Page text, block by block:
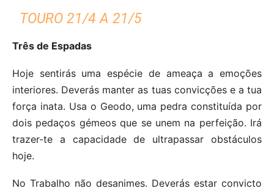
TOURO 21/4 A 21/5
Três de Espadas
Hoje sentirás uma espécie de ameaça a emoções
interiores. Deverás manter as tuas convicções e a tua
força inata. Usa o Geodo, uma pedra constituída por
dois pedaços gémeos que se unem na perfeição. Irá
trazer-te a capacidade de ultrapassar obstáculos
hoje.
No Trabalho não desanimes. Deverás estar convicto